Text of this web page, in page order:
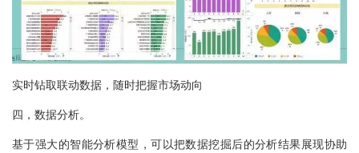
实时钻取联动数据，随时把握市场动向
四，数据分析。
基于强大的智能分析模型，可以把数据挖掘后的分析结果展现协助